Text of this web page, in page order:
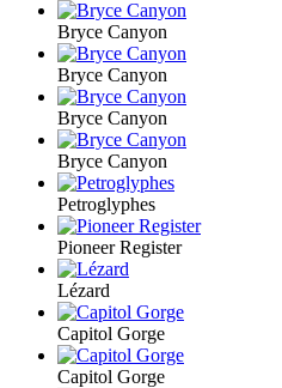
Bryce Canyon
Bryce Canyon
Bryce Canyon
Bryce Canyon
Petroglyphes
Pioneer Register
Lézard
Capitol Gorge
Capitol Gorge